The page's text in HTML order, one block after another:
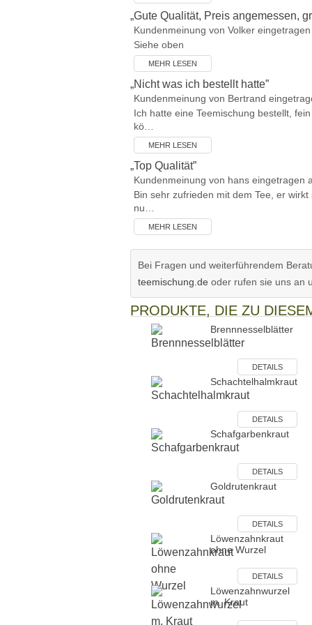
„Gute Qualität, Preis angemessen,
Kundenmeinung von Volker
Siehe oben
MEHR LESEN
„Nicht was ich bestellt hatte”
Kundenmeinung von Bertrand
Ich hatte eine Teemischung bestellt,
kö…
MEHR LESEN
„Top Qualität”
Kundenmeinung von hans eingetragen
Bin sehr zufrieden mit dem Tee, er
nu…
MEHR LESEN
Bei Fragen und weiterführendem
teemischung.de oder rufen sie uns an
PRODUKTE, DIE ZU
Brennnesselblätter
DETAILS
Schachtelhalmkraut
DETAILS
Schafgarbenkraut
DETAILS
Goldrutenkraut
DETAILS
Löwenzahnkraut
ohne Wurzel
DETAILS
Löwenzahnwurzel
m. Kraut